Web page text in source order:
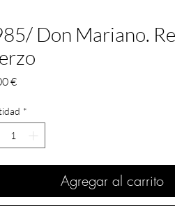
Don Mariano.
€Precio
*
Agregar al carrito